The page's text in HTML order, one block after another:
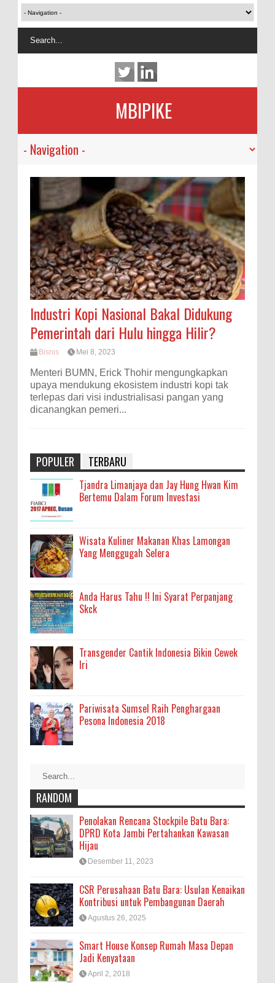
MBIPIKE
Industri Kopi Nasional Bakal Didukung
Pemerintah dari Hulu hingga Hilir?
Bisnis Mei 8, 2023
Menteri BUMN, Erick Thohir mengungkapkan
upaya mendukung ekosistem industri kopi tak
terlepas dari visi industrialisasi pangan yang
dicanangkan pemeri...
POPULER TERBARU
Tjandra Limanjaya dan Jay Hung Hwan Kim
Bertemu Dalam Forum Investasi
Wisata Kuliner Makanan Khas Lamongan
Yang Menggugah Selera
Anda Harus Tahu !! Ini Syarat Perpanjang
Skck
Transgender Cantik Indonesia Bikin Cewek
Iri
Pariwisata Sumsel Raih Penghargaan
Pesona Indonesia 2018
RANDOM
Penolakan Rencana Stockpile Batu Bara:
DPRD Kota Jambi Pertahankan Kawasan
Hijau
Desember 11, 2023
CSR Perusahaan Batu Bara: Usulan Kenaikan
Kontribusi untuk Pembangunan Daerah
Agustus 26, 2025
Smart House Konsep Rumah Masa Depan
Jadi Kenyataan
April 2, 2018